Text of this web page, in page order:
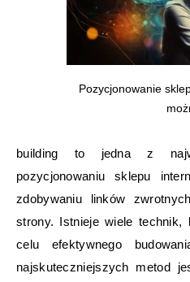
Pozycjonowanie
building to jedna z
pozycjonowaniu sklepu
zdobywaniu linków
strony. Istnieje wiele
celu efektywnego
najskuteczniejszych metod